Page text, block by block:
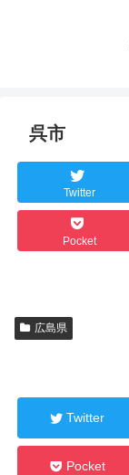
呉市
Twitter
Pocket
広島県
Twitter
Pocket